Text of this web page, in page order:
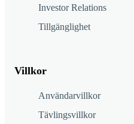
Investor Relations
Tillgänglighet
Villkor
Användarvillkor
Tävlingsvillkor